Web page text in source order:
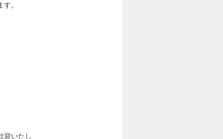
。
迎いたし